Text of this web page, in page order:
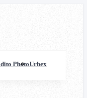
PhotoUrbex